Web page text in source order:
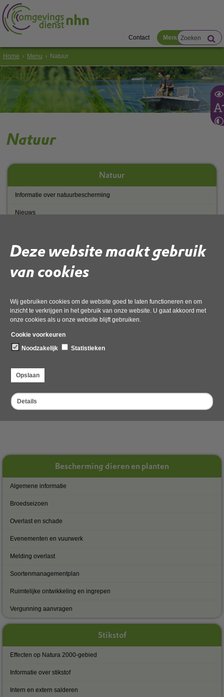
Deze website maakt gebruik
van cookies
Wij gebruiken cookies om de website goed te laten functioneren en om
inzicht te verkrijgen in het gebruik van onze website. U gaat akkoord met
onze cookies als u onze website blijft gebruiken.
Cookie voorkeuren
Noodzakelijk
Statistieken
Opslaan
Details
Contact Menu
Home Menu Natuur
Natuur
Natuur
Informatie over natuurbescherming
Nieuws
Startmelding of rapportage indienen
Klachten of meldingen
Bescherming natuurgebieden
Informatie over natuurgebieden
Vliegen met een drone
Stiltegebieden
Bescherming dieren en planten
Algemene informatie
Broedseizoen
Overlast en schade
Evenementen en vuurwerk
Melding overlast
Soortenmanagementplan
Ruimtelijke ontwikkeling en ingrepen
Vergunning aanvragen
Stikstof
Effecten op Natura 2000-gebied
Informatie over stikstof
Intern en extern salderen